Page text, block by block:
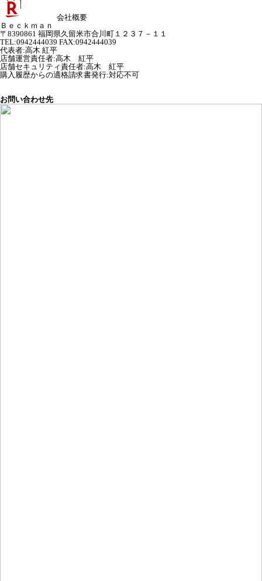
会社概要
Ｂｅｃｋｍａｎ
〒8390861 福岡県久留米市合川町１２３７－１１
TEL:0942444039 FAX:0942444039
代表者:高木 紅平
店舗運営責任者:高木 紅平
店舗セキュリティ責任者:高木 紅平
購入履歴からの適格請求書発行:対応不可
お問い合わせ先